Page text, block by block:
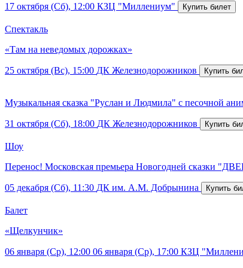
17 октября (Сб), 12:00 КЗЦ "Миллениум"
Спектакль
«Там на неведомых дорожках»
25 октября (Вс), 15:00 ДК Железнодорожников
Музыкальная сказка "Руслан и Людмила" с песочной
31 октября (Сб), 18:00 ДК Железнодорожников
Шоу
Перенос! Московская премьера Новогодней сказки
05 декабря (Сб), 11:30 ДК им. А.М. Добрынина
Балет
«Щелкунчик»
06 января (Ср), 12:00 06 января (Ср), 17:00 КЗЦ